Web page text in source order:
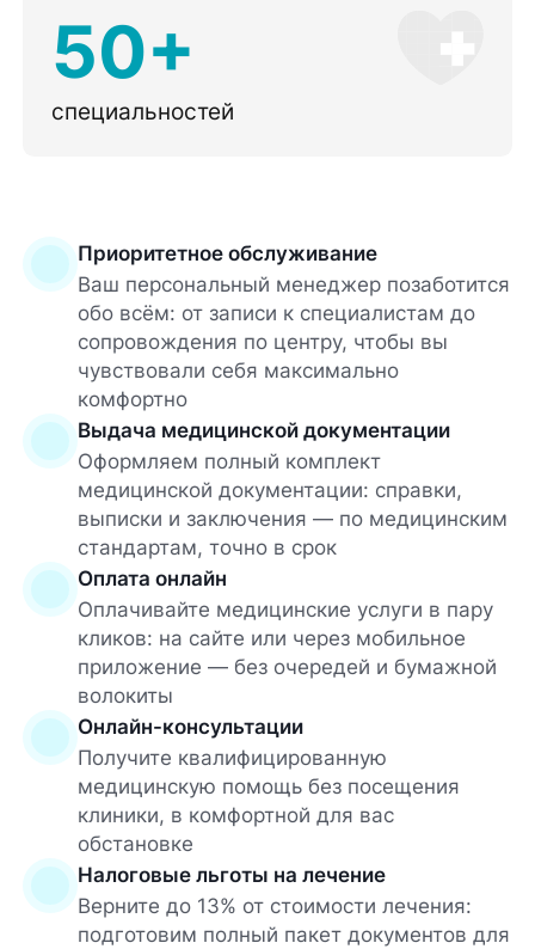
50+
специальностей
Приоритетное обслуживание
Ваш персональный менеджер позаботится
обо всём: от записи к специалистам до
сопровождения по центру, чтобы вы
чувствовали себя максимально
комфортно
Выдача медицинской документации
Оформляем полный комплект
медицинской документации: справки,
выписки и заключения — по медицинским
стандартам, точно в срок
Оплата онлайн
Оплачивайте медицинские услуги в пару
кликов: на сайте или через мобильное
приложение — без очередей и бумажной
волокиты
Онлайн-консультации
Получите квалифицированную
медицинскую помощь без посещения
клиники, в комфортной для вас
обстановке
Налоговые льготы на лечение
Верните до 13% от стоимости лечения:
подготовим полный пакет документов для